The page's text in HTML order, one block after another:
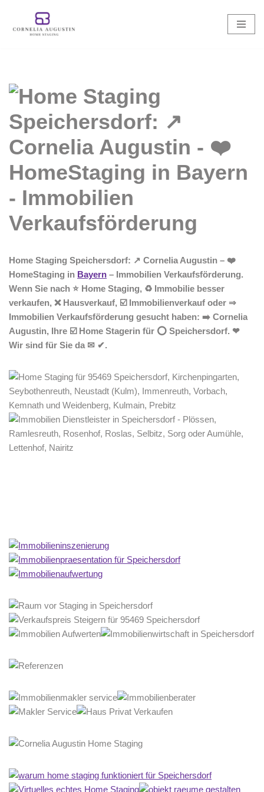
Zum
Home Staging Speichersdorf: ↗️ Cornelia Augustin – ❤️
HomeStaging in Bayern – Immobilien Verkaufsförderung.
Wenn Sie nach ⭐ Home Staging, ♻ Immobilie besser
verkaufen, ❌ Hausverkauf, ☑️ Immobilienverkauf oder ⇒
Immobilien Verkaufsförderung gesucht haben: ➡️ Cornelia
Augustin, Ihre ☑️ Home Stagerin für ⭕ Speichersdorf. ❤
Wir sind für Sie da ✉ ✔.